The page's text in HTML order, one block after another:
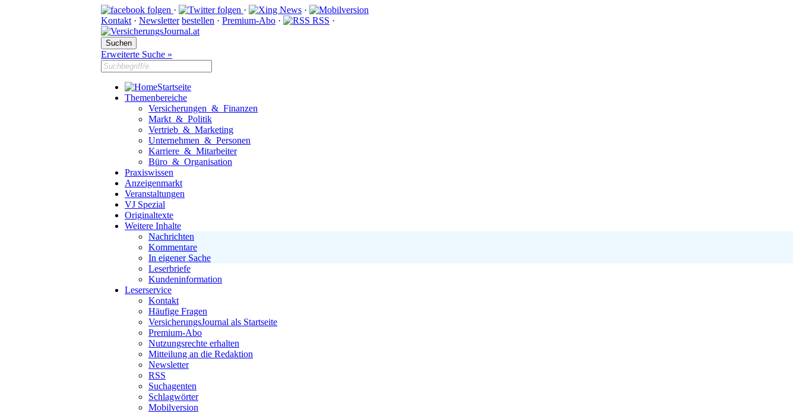
· ·
·
Kontakt · Newsletter bestellen · Premium-Abo · RSS ·
Erweiterte Suche »
Startseite
Themenbereiche
Versicherungen & Finanzen
Markt & Politik
Vertrieb & Marketing
Unternehmen & Personen
Karriere & Mitarbeiter
Büro & Organisation
Praxiswissen
Anzeigenmarkt
Veranstaltungen
VJ Spezial
Originaltexte
Weitere Inhalte
Nachrichten
Kommentare
In eigener Sache
Leserbriefe
Kundeninformation
Leserservice
Kontakt
Häufige Fragen
VersicherungsJournal als Startseite
Premium-Abo
Nutzungsrechte erhalten
Mitteilung an die Redaktion
Newsletter
RSS
Suchagenten
Schlagwörter
Mobilversion